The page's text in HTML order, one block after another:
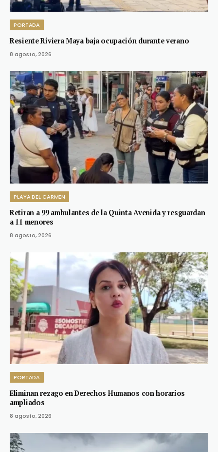
PORTADA
Resiente Riviera Maya baja ocupación durante verano
8 agosto, 2026
PLAYA DEL CARMEN
Retiran a 99 ambulantes de la Quinta Avenida y resguardan
a 11 menores
8 agosto, 2026
PORTADA
Eliminan rezago en Derechos Humanos con horarios
ampliados
8 agosto, 2026